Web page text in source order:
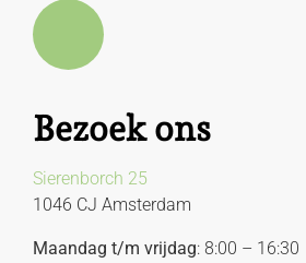
Bezoek ons
Sierenborch 25
1046 CJ Amsterdam
Maandag t/m vrijdag: 8:00 – 16:30